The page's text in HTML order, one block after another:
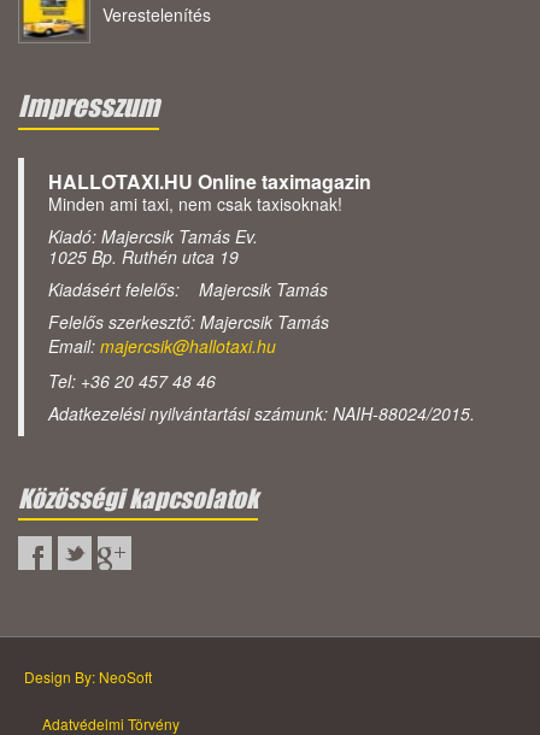
Verestelenítés
Impresszum
HALLOTAXI.HU Online taximagazin
Minden ami taxi, nem csak taxisoknak!
Kiadó: Majercsik Tamás Ev.
1025 Bp. Ruthén utca 19
Kiadásért felelős: Majercsik Tamás
Felelős szerkesztő: Majercsik Tamás
Email: majercsik@hallotaxi.hu
Tel: +36 20 457 48 46
Adatkezelési nyilvántartási számunk: NAIH-88024/2015.
Közösségi kapcsolatok
Design By: NeoSoft
Adatvédelmi Törvény